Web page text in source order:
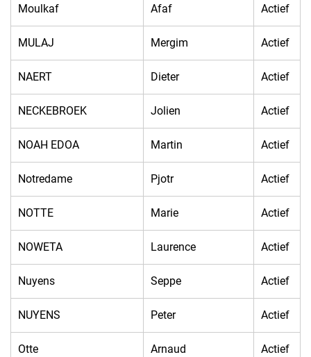
Moulkaf Afaf Actief
MULAJ Mergim Actief
NAERT Dieter Actief
NECKEBROEK Jolien Actief
NOAH EDOA Martin Actief
Notredame Pjotr Actief
NOTTE Marie Actief
NOWETA Laurence Actief
Nuyens Seppe Actief
NUYENS Peter Actief
Otte Arnaud Actief